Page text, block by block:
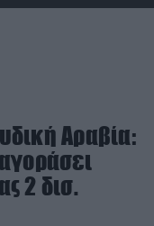
Αραβία:
2 δισ.